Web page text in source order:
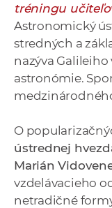
tréningu
Astronomický
stredných a
nazýva
astronómie.
O
ústrednej
Marián
vzdelávacieho
netradičné